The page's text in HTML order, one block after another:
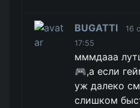
BUGATTI
16
17:55
мммдааа
🎮,а если
уж далеко
слишком